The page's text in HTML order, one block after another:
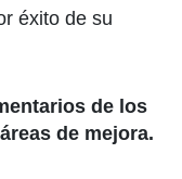
éxito de su
de los
de mejora.